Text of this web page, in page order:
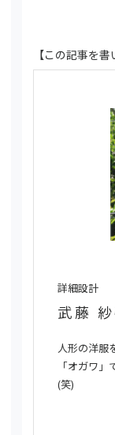
【この記事を書
詳細設計
武藤
人形の洋服
「オガワ
(笑)